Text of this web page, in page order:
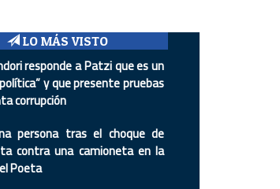
LO MÁS VISTO
responde a Patzi que es un
y que presente pruebas
corrupción
persona tras el choque de
contra una camioneta en la
Poeta